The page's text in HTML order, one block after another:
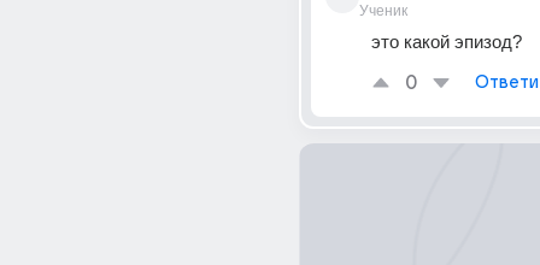
Ученик
это какой эпизод?
0